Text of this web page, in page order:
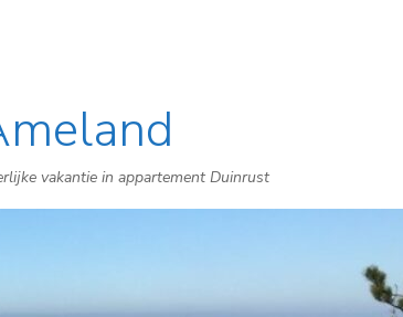
vakantie in appartement Duinrust